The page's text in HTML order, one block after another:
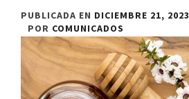
PUBLICADA EN DICIEMBRE 21, 2023
POR COMUNICADOS